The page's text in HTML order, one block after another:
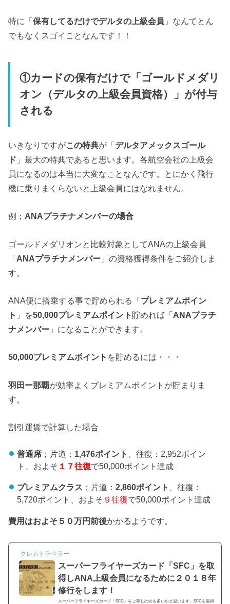
特に「保有してるだけでデルタの上級会員 」なんてとん
でもなくスゴイことなんです！！
①カードの保有だけで「ゴールドメダリ
オン（デルタの上級会員資格）」が付与
される
いきなりですがこの特典が「デルタアメックスゴール
ド 」最大の特典であると思います。各航空会社の上級会
員になるのは本当に大変なことなんです。とにかく飛行
機に乗りまくらないと上級会員にはなれません。
例； ANAプラチナメンバーの場合
ゴールドメダリオンと比較対象としてANAの上級会員
「ANAプラチナメンバー 」の資格獲得条件をご紹介しま
す。
ANA便に搭乗する事で貯められる「プレミアムポイン
ト 」を50,000プレミアムポイント 貯めれば「ANAプラチ
ナメンバー 」になることができます。
50,000プレミアムポイント を貯めるには・・・
羽田ー那覇が効率よくプレミアムポイントが貯まりま
す。
割引運賃で計算した場合
普通席；片道： 1,476ポイント
、往復：2,952ポイン
ト、およそ １７往復で50,000ポイント達成
プレミアムクラス ；片道： 2,860ポイント
、往復：
5,720ポイント、およそ ９往復で50,000ポイント達成
費用はおよそ５０万円前後かかるようです。
クレカトラベラー
スーパーフライヤーズカード「SFC」を取
得しANA上級会員になるために２０１８年
修行をします！
スーパーフライヤーズカード「SFC」をご存じの方も多いかと思います。SFCを取得